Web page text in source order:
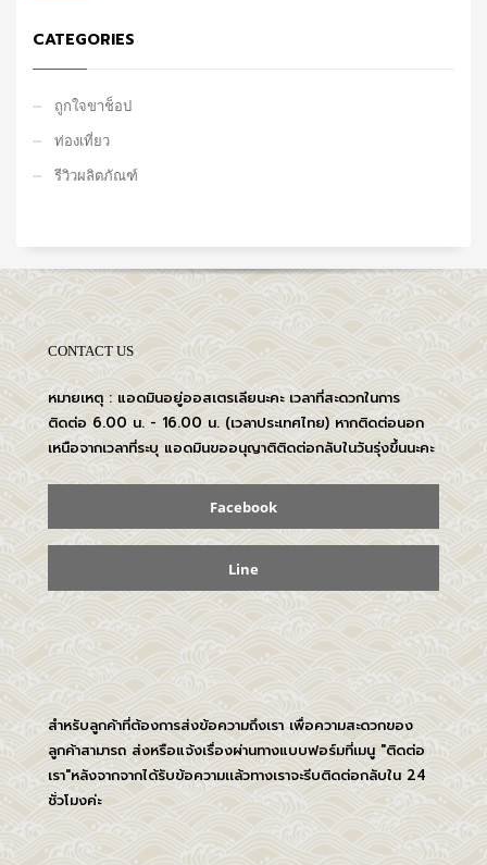
CATEGORIES
ถูกใจขาช็อป
ท่องเที่ยว
รีวิวผลิตภัณฑ์
CONTACT US
หมายเหตุ : แอดมินอยู่ออสเตรเลียนะคะ เวลาที่สะดวกในการ
ติดต่อ 6.00 น. - 16.00 น. (เวลาประเทศไทย) หากติดต่อนอก
เหนือจากเวลาที่ระบุ แอดมินขออนุญาติติดต่อกลับในวันรุ่งขึ้นนะคะ
Facebook
Line
สำหรับลูกค้าที่ต้องการส่งข้อความถึงเรา เพื่อความสะดวกของ
ลูกค้าสามารถ ส่งหรือแจ้งเรื่องผ่านทางแบบฟอร์มที่เมนู "ติดต่อ
เรา"หลังจากจากได้รับข้อความเเล้วทางเราจะรีบติดต่อกลับใน 24
ชั่วโมงค่ะ